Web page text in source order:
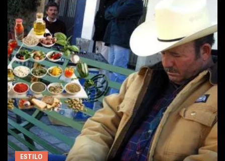
ESTILO